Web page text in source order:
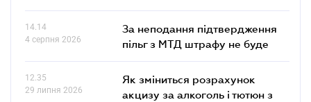
14.14
4 серпня 2026
За неподання підтвердження
пільг з МТД штрафу не буде
12.35
29 липня 2026
Як зміниться розрахунок
акцизу за алкоголь і тютюн з